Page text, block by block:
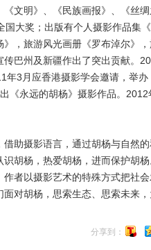
文明》、《民族画报》、《丝
大奖；出版有个人摄影作品集
》，旅游风光画册《罗布淖尔》
传巴州及新疆作出了突出贡献。
年3月应香港摄影学会邀请，举
《永远的胡杨》摄影作品。
摄影语言，通过胡杨与自然的
胡杨，热爱胡杨，进而保护胡
者以摄影艺术的特殊方式把社
对胡杨，思索生态、思索未来
分享到：